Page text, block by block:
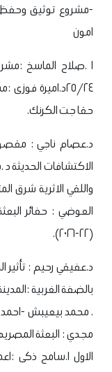
-مشروع توثيق وحفظ
امون
ا .صلاح الماسخ
٢٥/٢٤د.اميرة فوزى
حقا جت الكرنك.
د.عصام ناجي :
الاكتشافات الحديثةد
واللقي الاثرية شرق
العوضي : حفائر
(٢٢-٢٠٢٦).
د.عفيقي رحيم : تأثير
بالضفة الغربية
. محمد بيعيبش -احمد
مجدي : البعثة
الاول ا.سامح ذكى